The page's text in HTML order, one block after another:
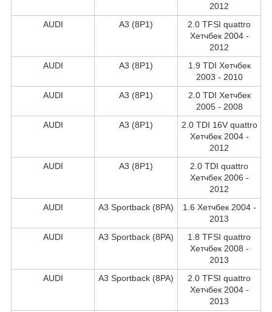
2012
AUDI
A3 (8P1)
2.0 TFSI quattro
Хетчбек 2004 -
2012
AUDI
A3 (8P1)
1.9 TDI Хетчбек
2003 - 2010
AUDI
A3 (8P1)
2.0 TDI Хетчбек
2005 - 2008
AUDI
A3 (8P1)
2.0 TDI 16V quattro
Хетчбек 2004 -
2012
AUDI
A3 (8P1)
2.0 TDI quattro
Хетчбек 2006 -
2012
AUDI
A3 Sportback (8PA)
1.6 Хетчбек 2004 -
2013
AUDI
A3 Sportback (8PA)
1.8 TFSI quattro
Хетчбек 2008 -
2013
AUDI
A3 Sportback (8PA)
2.0 TFSI quattro
Хетчбек 2004 -
2013